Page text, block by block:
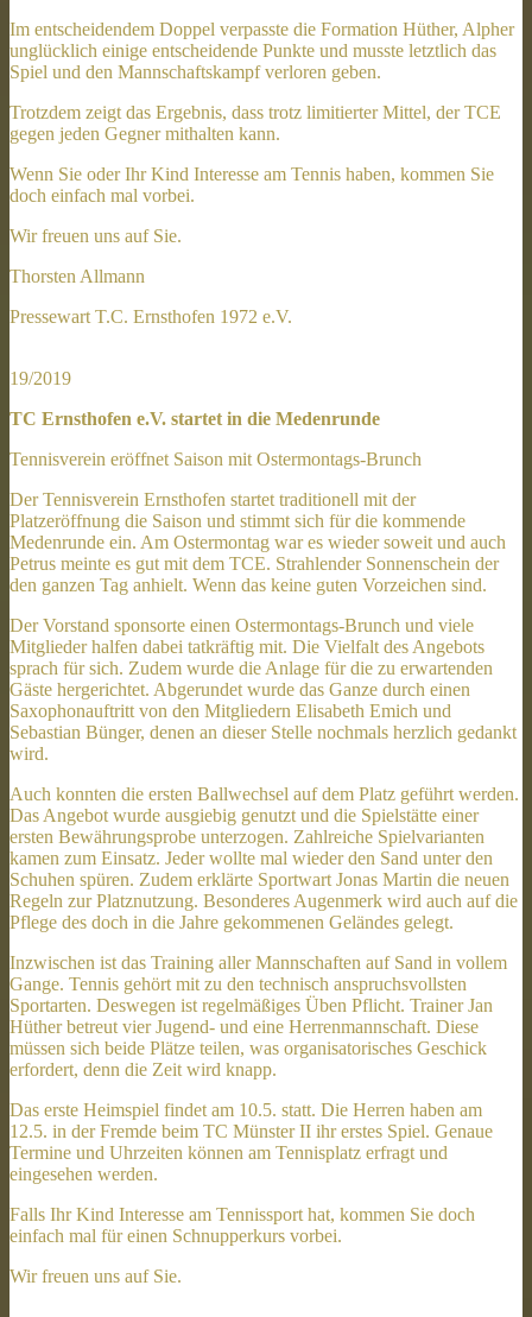
Im entscheidendem Doppel verpasste die Formation Hüther, Alpher
unglücklich einige entscheidende Punkte und musste letztlich das
Spiel und den Mannschaftskampf verloren geben.
Trotzdem zeigt das Ergebnis, dass trotz limitierter Mittel, der TCE
gegen jeden Gegner mithalten kann.
Wenn Sie oder Ihr Kind Interesse am Tennis haben, kommen Sie
doch einfach mal vorbei.
Wir freuen uns auf Sie.
Thorsten Allmann
Pressewart T.C. Ernsthofen 1972 e.V.
19/2019
TC Ernsthofen e.V. startet in die Medenrunde
Tennisverein eröffnet Saison mit Ostermontags-Brunch
Der Tennisverein Ernsthofen startet traditionell mit der
Platzeröffnung die Saison und stimmt sich für die kommende
Medenrunde ein. Am Ostermontag war es wieder soweit und auch
Petrus meinte es gut mit dem TCE. Strahlender Sonnenschein der
den ganzen Tag anhielt. Wenn das keine guten Vorzeichen sind.
Der Vorstand sponsorte einen Ostermontags-Brunch und viele
Mitglieder halfen dabei tatkräftig mit. Die Vielfalt des Angebots
sprach für sich. Zudem wurde die Anlage für die zu erwartenden
Gäste hergerichtet. Abgerundet wurde das Ganze durch einen
Saxophonauftritt von den Mitgliedern Elisabeth Emich und
Sebastian Bünger, denen an dieser Stelle nochmals herzlich gedankt
wird.
Auch konnten die ersten Ballwechsel auf dem Platz geführt werden.
Das Angebot wurde ausgiebig genutzt und die Spielstätte einer
ersten Bewährungsprobe unterzogen. Zahlreiche Spielvarianten
kamen zum Einsatz. Jeder wollte mal wieder den Sand unter den
Schuhen spüren. Zudem erklärte Sportwart Jonas Martin die neuen
Regeln zur Platznutzung. Besonderes Augenmerk wird auch auf die
Pflege des doch in die Jahre gekommenen Geländes gelegt.
Inzwischen ist das Training aller Mannschaften auf Sand in vollem
Gange. Tennis gehört mit zu den technisch anspruchsvollsten
Sportarten. Deswegen ist regelmäßiges Üben Pflicht. Trainer Jan
Hüther betreut vier Jugend- und eine Herrenmannschaft. Diese
müssen sich beide Plätze teilen, was organisatorisches Geschick
erfordert, denn die Zeit wird knapp.
Das erste Heimspiel findet am 10.5. statt. Die Herren haben am
12.5. in der Fremde beim TC Münster II ihr erstes Spiel. Genaue
Termine und Uhrzeiten können am Tennisplatz erfragt und
eingesehen werden.
Falls Ihr Kind Interesse am Tennissport hat, kommen Sie doch
einfach mal für einen Schnupperkurs vorbei.
Wir freuen uns auf Sie.